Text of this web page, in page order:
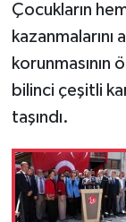
Çocukların
korunmasının
bilinci çeşitli
taşındı.
Yaşam